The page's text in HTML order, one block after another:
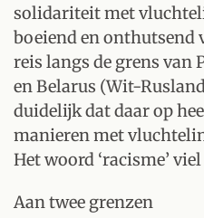
solidariteit met
boeiend en onthutsend
reis langs de grens van
en Belarus (Wit-
duidelijk dat daar op
manieren met
Het woord ‘racisme’
Aan twee grenzen